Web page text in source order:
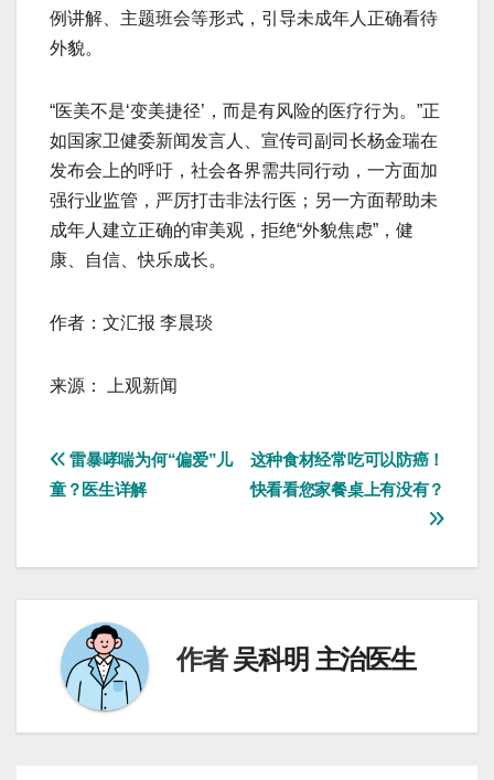
例讲解、主题班会等形式，引导未成年人正确看待
外貌。
“医美不是‘变美捷径’，而是有风险的医疗行为。”正
如国家卫健委新闻发言人、宣传司副司长杨金瑞在
发布会上的呼吁，社会各界需共同行动，一方面加
强行业监管，严厉打击非法行医；另一方面帮助未
成年人建立正确的审美观，拒绝“外貌焦虑”，健
康、自信、快乐成长。
作者：文汇报 李晨琰
来源： 上观新闻
文
章
导
这种食材经常吃可以防癌！
快看看您家餐桌上有没有？
雷暴哮喘为何“偏爱”儿
童？医生详解
作者吴科明 主治医生